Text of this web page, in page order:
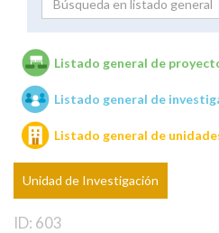
Unidades de
Listado general de
Listado general de
Listado general de
Unidad de Investigación
ID: 603